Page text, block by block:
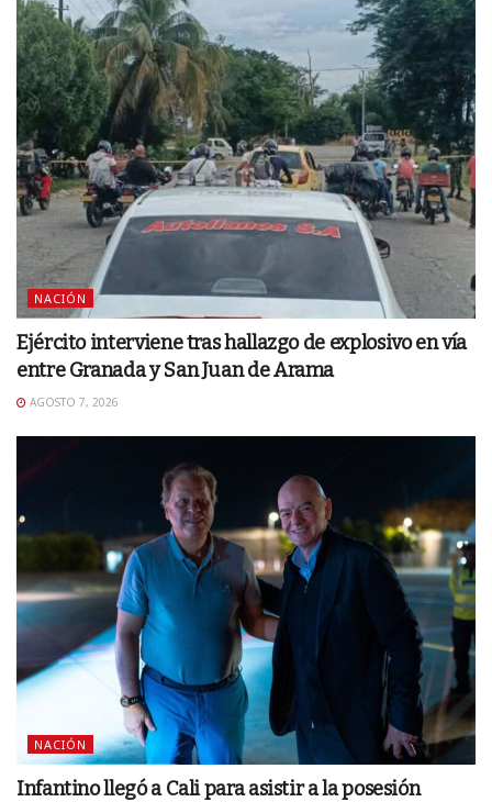
NACIÓN
Ejército interviene tras hallazgo de explosivo en vía
entre Granada y San Juan de Arama
AGOSTO 7, 2026
NACIÓN
Infantino llegó a Cali para asistir a la posesión